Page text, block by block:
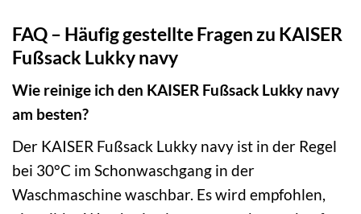
FAQ – Häufig gestellte Fragen zu KAISER
Fußsack Lukky navy
Wie reinige ich den KAISER Fußsack Lukky navy
am besten?
Der KAISER Fußsack Lukky navy ist in der Regel
bei 30°C im Schonwaschgang in der
Waschmaschine waschbar. Es wird empfohlen,